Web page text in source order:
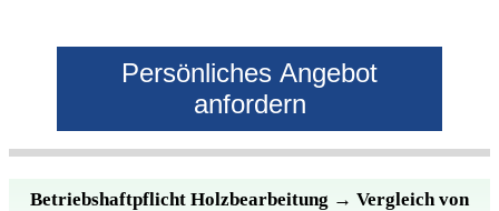
Persönliches Angebot
anfordern
Betriebshaftpflicht Holzbearbeitung → Vergleich von